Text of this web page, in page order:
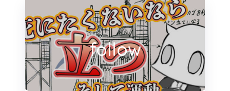
follow